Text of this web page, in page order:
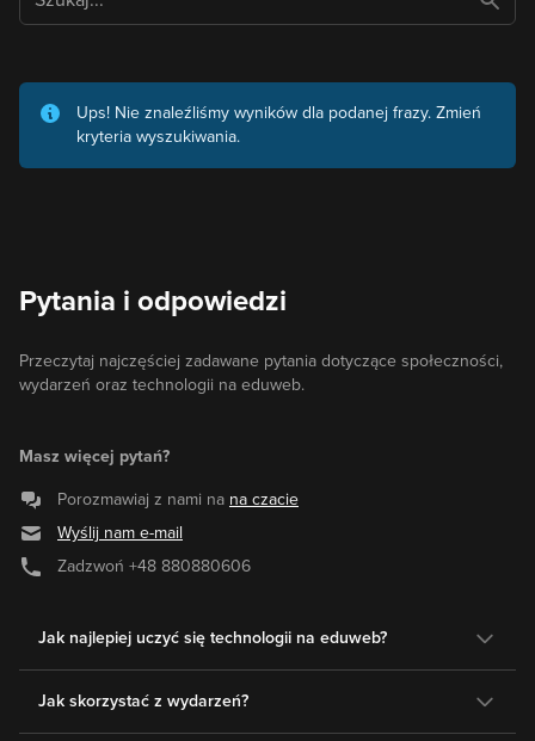
Ups! Nie znaleźliśmy wyników dla podanej frazy. Zmień
kryteria wyszukiwania.
Pytania i odpowiedzi
Przeczytaj najczęściej zadawane pytania dotyczące społeczności,
wydarzeń oraz technologii na eduweb.
Masz więcej pytań?
Porozmawiaj z nami na na czacie
Wyślij nam e-mail
Zadzwoń +48 880880606
Jak najlepiej uczyć się technologii na eduweb?
Jak skorzystać z wydarzeń?